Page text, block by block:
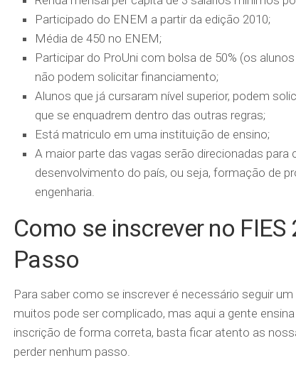
Participado do ENEM a partir da edição 2010;
Média de 450 no ENEM;
Participar do ProUni com bolsa de 50% (os
não podem solicitar financiamento;
Alunos que já cursaram nível superior, podem
que se enquadrem dentro das outras regras;
Está matriculo em uma instituição de ensino;
A maior parte das vagas serão direcionadas para
desenvolvimento do país, ou seja, formação de
engenharia.
Como se inscrever no
Passo
Para saber como se inscrever é necessário seguir
muitos pode ser complicado, mas aqui a gente
inscrição de forma correta, basta ficar atento as
perder nenhum passo.